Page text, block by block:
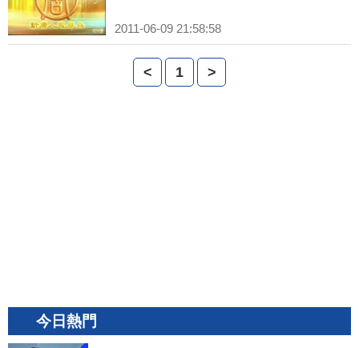
2011-06-09 21:58:58
< 1 >
今日熱門